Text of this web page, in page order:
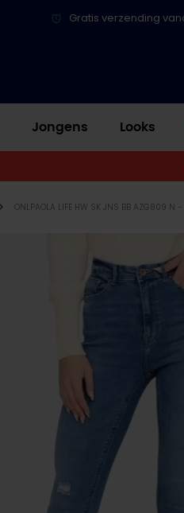
Gratis verzending
Jongens Looks
ONLPAOLA LIFE HW SK JNS BB AZG809 N -